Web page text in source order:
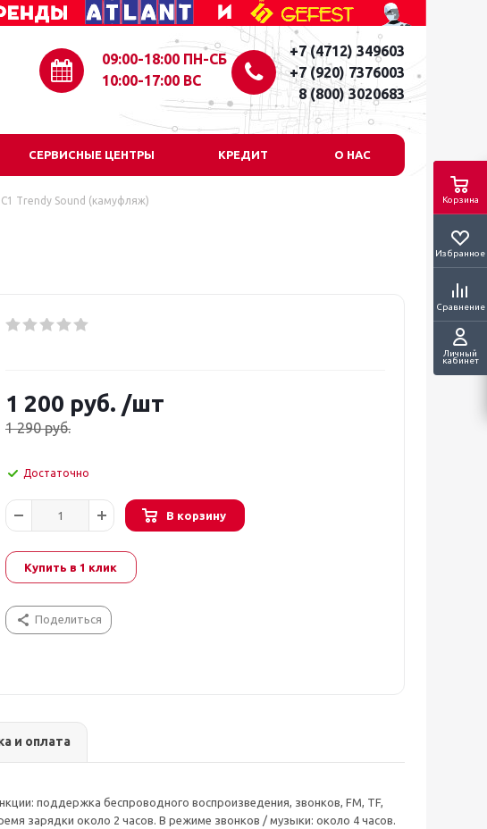
09:00-18:00 ПН-СБ
10:00-17:00 ВС
Корзина
Избранное
Сравнение
Личный
кабинет
+7 (4712) 349603
+7 (920) 7376003
8 (800) 3020683
СЕРВИСНЫЕ ЦЕНТРЫ КРЕДИТ О НАС
Trendy Sound (камуфляж)
1 200 руб. /шт
1 290руб.
Достаточно
В корзину
Купить в 1 клик
Поделиться
и оплата
поддержка беспроводного воспроизведения, звонков, FM, TF,
зарядки около 2 часов. В режиме звонков / музыки: около 4 часов.